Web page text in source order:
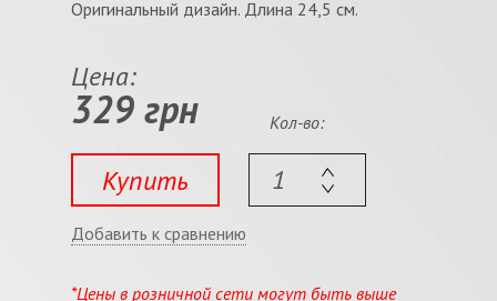
Оригинальный дизайн. Длина 24,5 см.
Цена:
329 грн
Купить
Кол-во:
Добавить к сравнению
*Цены в розничной сети могут быть выше